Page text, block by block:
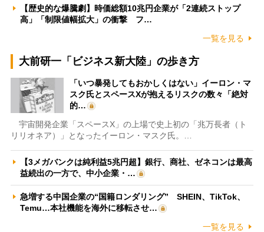
【歴史的な爆騰劇】時価総額10兆円企業が「2連続ストップ
高」「制限値幅拡大」の衝撃 フ…
一覧を見る
大前研一「ビジネス新大陸」の歩き方
「いつ暴発してもおかしくはない」イーロン・マ
スク氏とスペースXが抱えるリスクの数々「絶対
的…
宇宙開発企業「スペースX」の上場で史上初の「兆万長者（ト
リリオネア）」となったイーロン・マスク氏。…
【3メガバンクは純利益5兆円超】銀行、商社、ゼネコンは最高
益続出の一方で、中小企業・…
急増する中国企業の“国籍ロンダリング” SHEIN、TikTok、
Temu…本社機能を海外に移転させ…
一覧を見る